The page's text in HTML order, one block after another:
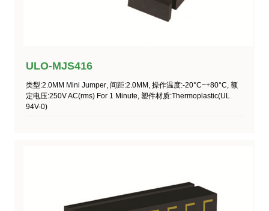
ULO-MJS416
类型:2.0MM Mini Jumper, 间距:2.0MM, 操作温度:-20°C~+80°C, 额
定电压:250V AC(rms) For 1 Minute, 塑件材质:Thermoplastic(UL
94V-0)